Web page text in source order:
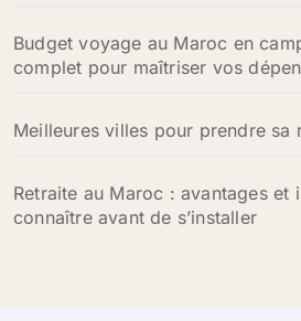
Budget voyage au Maroc en
complet pour maîtriser vos
Meilleures villes pour prendre sa
Retraite au Maroc : avantages et
connaître avant de s’installer